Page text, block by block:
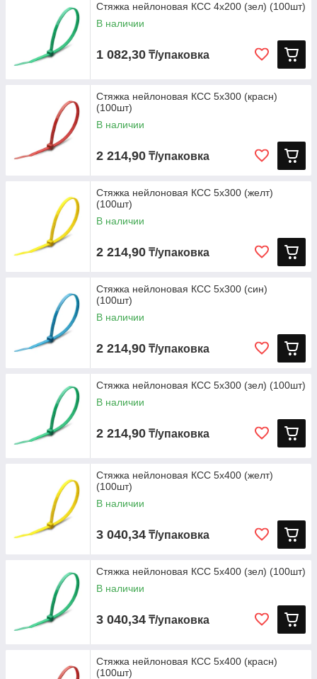
Стяжка нейлоновая КСС 4х200 (зел) (100шт)
В наличии
1 082,30 ₸/упаковка
Стяжка нейлоновая КСС 5х300 (красн)
(100шт)
В наличии
2 214,90 ₸/упаковка
Стяжка нейлоновая КСС 5х300 (желт)
(100шт)
В наличии
2 214,90 ₸/упаковка
Стяжка нейлоновая КСС 5х300 (син)
(100шт)
В наличии
2 214,90 ₸/упаковка
Стяжка нейлоновая КСС 5х300 (зел) (100шт)
В наличии
2 214,90 ₸/упаковка
Стяжка нейлоновая КСС 5х400 (желт)
(100шт)
В наличии
3 040,34 ₸/упаковка
Стяжка нейлоновая КСС 5х400 (зел) (100шт)
В наличии
3 040,34 ₸/упаковка
Стяжка нейлоновая КСС 5х400 (красн)
(100шт)